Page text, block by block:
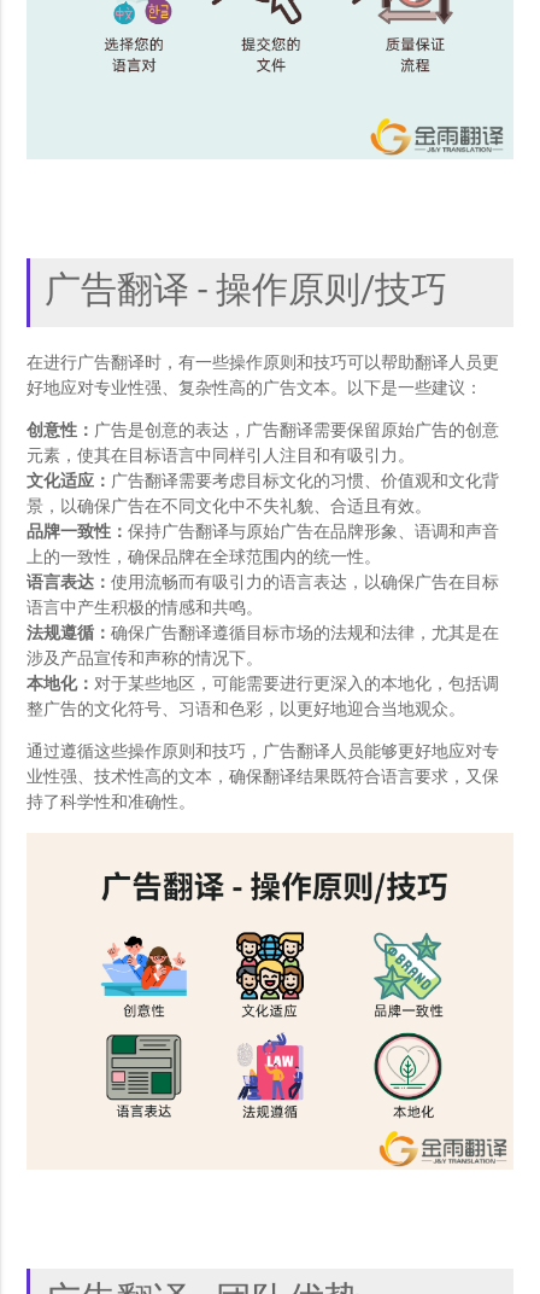
广告翻译 - 操作原则/技巧
在进行广告翻译时，有一些操作原则和技巧可以帮助翻译人员更
好地应对专业性强、复杂性高的广告文本。以下是一些建议：
创意性： 广告是创意的表达，广告翻译需要保留原始广告的创意
元素，使其在目标语言中同样引人注目和有吸引力。
文化适应： 广告翻译需要考虑目标文化的习惯、价值观和文化背
景，以确保广告在不同文化中不失礼貌、合适且有效。
品牌一致性：保持广告翻译与原始广告在品牌形象、语调和声音
上的一致性，确保品牌在全球范围内的统一性。
语言表达：使用流畅而有吸引力的语言表达，以确保广告在目标
语言中产生积极的情感和共鸣。
法规遵循：确保广告翻译遵循目标市场的法规和法律，尤其是在
涉及产品宣传和声称的情况下。
本地化：对于某些地区，可能需要进行更深入的本地化，包括调
整广告的文化符号、习语和色彩，以更好地迎合当地观众。
通过遵循这些操作原则和技巧，广告翻译人员能够更好地应对专
业性强、技术性高的文本，确保翻译结果既符合语言要求，又保
持了科学性和准确性。